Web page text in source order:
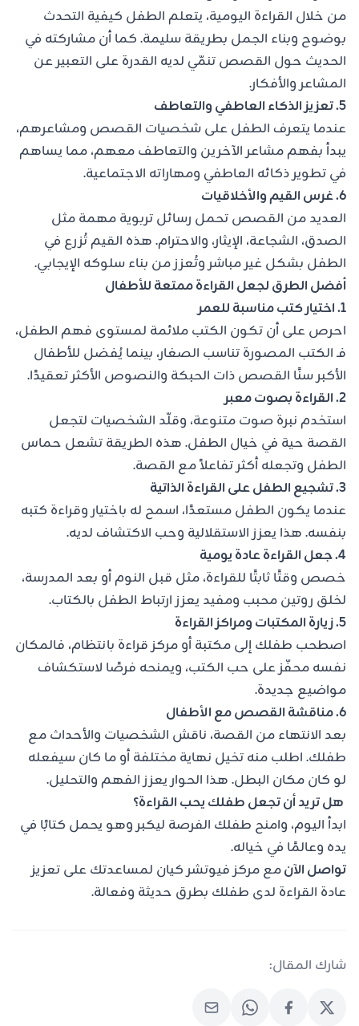
من خلال القراءة اليومية، يتعلم الطفل كيفية التحدث
بوضوح وبناء الجمل بطريقة سليمة. كما أن مشاركته في
الحديث حول القصص تنمّي لديه القدرة على التعبير عن
المشاعر والأفكار.
5. تعزيز الذكاء العاطفي والتعاطف
عندما يتعرف الطفل على شخصيات القصص ومشاعرهم،
يبدأ بفهم مشاعر الآخرين والتعاطف معهم، مما يساهم
في تطوير ذكائه العاطفي ومهاراته الاجتماعية.
6. غرس القيم والأخلاقيات
العديد من القصص تحمل رسائل تربوية مهمة مثل
الصدق، الشجاعة، الإيثار، والاحترام. هذه القيم تُزرع في
الطفل بشكل غير مباشر وتُعزز من بناء سلوكه الإيجابي.
أفضل الطرق لجعل القراءة ممتعة للأطفال
1. اختيار كتب مناسبة للعمر
احرص على أن تكون الكتب ملائمة لمستوى فهم الطفل،
فـ الكتب المصورة تناسب الصغار، بينما يُفضل للأطفال
الأكبر سنًا القصص ذات الحبكة والنصوص الأكثر تعقيدًا.
2. القراءة بصوت معبر
استخدم نبرة صوت متنوعة، وقلّد الشخصيات لتجعل
القصة حية في خيال الطفل. هذه الطريقة تشعل حماس
الطفل وتجعله أكثر تفاعلاً مع القصة.
3. تشجيع الطفل على القراءة الذاتية
عندما يكون الطفل مستعدًا، اسمح له باختيار وقراءة كتبه
بنفسه. هذا يعزز الاستقلالية وحب الاكتشاف لديه.
4. جعل القراءة عادة يومية
خصص وقتًا ثابتًا للقراءة، مثل قبل النوم أو بعد المدرسة،
لخلق روتين محبب ومفيد يعزز ارتباط الطفل بالكتاب.
5. زيارة المكتبات ومراكز القراءة
اصطحب طفلك إلى مكتبة أو مركز قراءة بانتظام، فالمكان
نفسه محفّز على حب الكتب، ويمنحه فرصًا لاستكشاف
مواضيع جديدة.
6. مناقشة القصص مع الأطفال
بعد الانتهاء من القصة، ناقش الشخصيات والأحداث مع
طفلك. اطلب منه تخيل نهاية مختلفة أو ما كان سيفعله
لو كان مكان البطل. هذا الحوار يعزز الفهم والتحليل.
هل تريد أن تجعل طفلك يحب القراءة؟
ابدأ اليوم، وامنح طفلك الفرصة ليكبر وهو يحمل كتابًا في
يده وعالمًا في خياله.
تواصل الآنمع مركز فيوتشر كيان لمساعدتك على تعزيز
عادة القراءة لدى طفلك بطرق حديثة وفعالة.
شارك المقال: